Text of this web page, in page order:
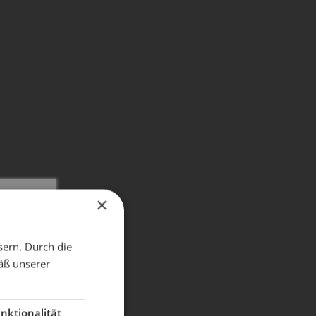
×
Durch die
unserer